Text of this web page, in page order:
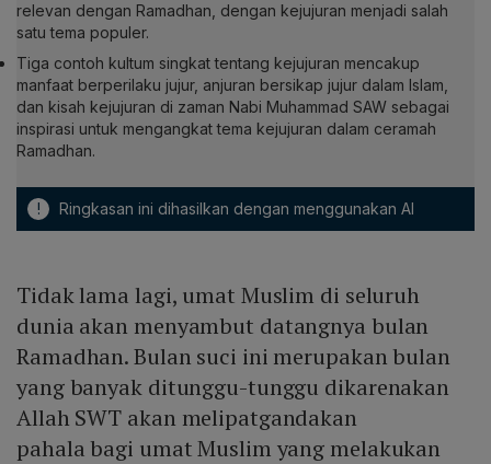
relevan dengan Ramadhan, dengan kejujuran menjadi salah
satu tema populer.
Tiga contoh kultum singkat tentang kejujuran mencakup
manfaat berperilaku jujur, anjuran bersikap jujur dalam Islam,
dan kisah kejujuran di zaman Nabi Muhammad SAW sebagai
inspirasi untuk mengangkat tema kejujuran dalam ceramah
Ramadhan.
! Ringkasan ini dihasilkan dengan menggunakan AI
Tidak lama lagi, umat Muslim di seluruh
dunia akan menyambut datangnya bulan
Ramadhan. Bulan suci ini merupakan bulan
yang banyak ditunggu-tunggu dikarenakan
Allah SWT akan melipatgandakan
pahala bagi umat Muslim yang melakukan